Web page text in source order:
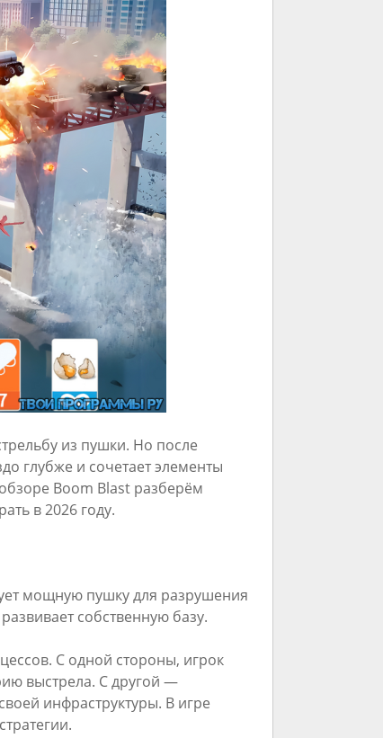
из пушки. Но после
глубже и сочетает элементы
Boom Blast разберём
в 2026 году.
мощную пушку для разрушения
собственную базу.
С одной стороны, игрок
выстрела. С другой —
инфраструктуры. В игре